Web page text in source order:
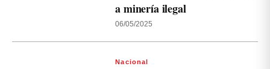
a minería ilegal
06/05/2025
Nacional